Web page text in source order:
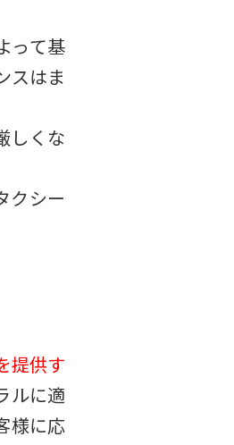
って基
スはま
しくな
クシー
提供す
ルに適
様に応